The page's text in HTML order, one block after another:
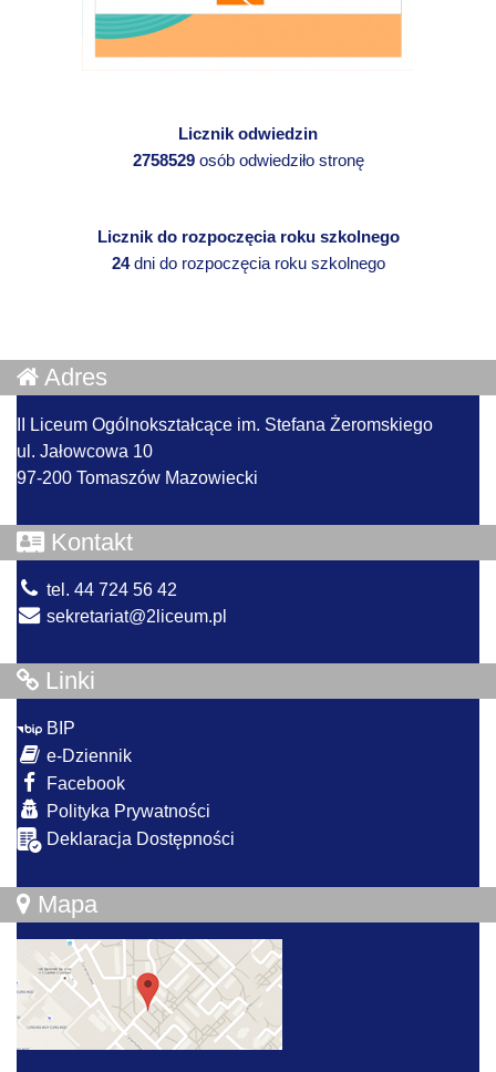
Licznik odwiedzin
2758529osób odwiedziło stronę
Licznik do rozpoczęcia roku szkolnego
24dni do rozpoczęcia roku szkolnego
Adres
II Liceum Ogólnokształcące im. Stefana Żeromskiego
ul. Jałowcowa 10
97-200 Tomaszów Mazowiecki
Kontakt
tel. 44 724 56 42
sekretariat@2liceum.pl
Linki
BIP
e-Dziennik
Facebook
Polityka Prywatności
Deklaracja Dostępności
Mapa